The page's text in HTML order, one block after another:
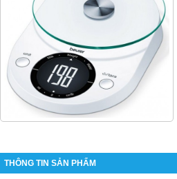
THÔNG TIN SẢN PHẨM